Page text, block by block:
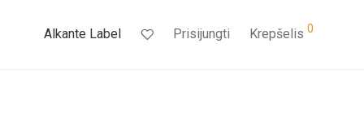
Alkante Label Prisijungti Krepšelis 0